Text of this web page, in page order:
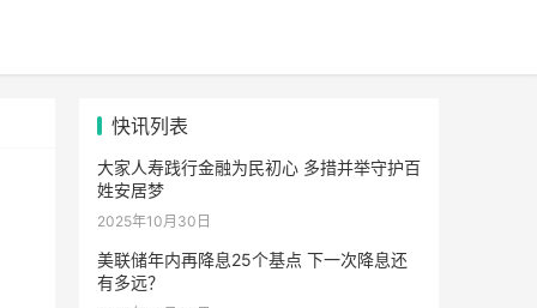
快讯列表
大家人寿践行金融为民初心 多措并举守护百
姓安居梦
2025年10月30日
美联储年内再降息25个基点 下一次降息还
有多远？